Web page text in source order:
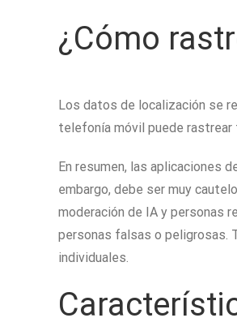
¿Cómo
Los datos de localización se
telefonía móvil puede rastrear
En resumen, las aplicaciones
embargo, debe ser muy
moderación de IA y personas
personas falsas o peligrosas.
individuales.